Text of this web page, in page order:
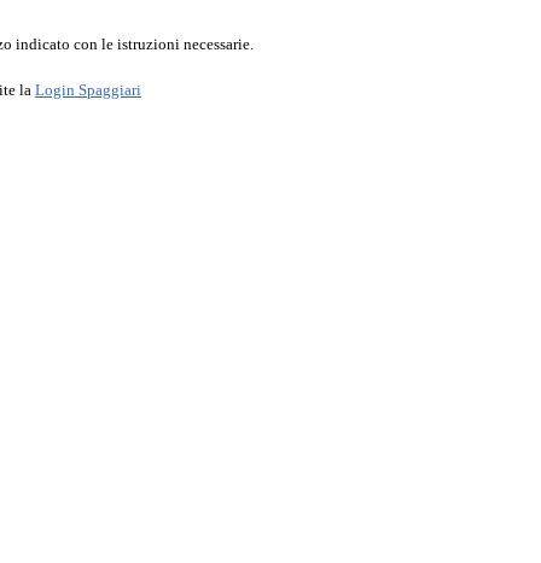
indicato con le istruzioni necessarie.
la Login Spaggiari